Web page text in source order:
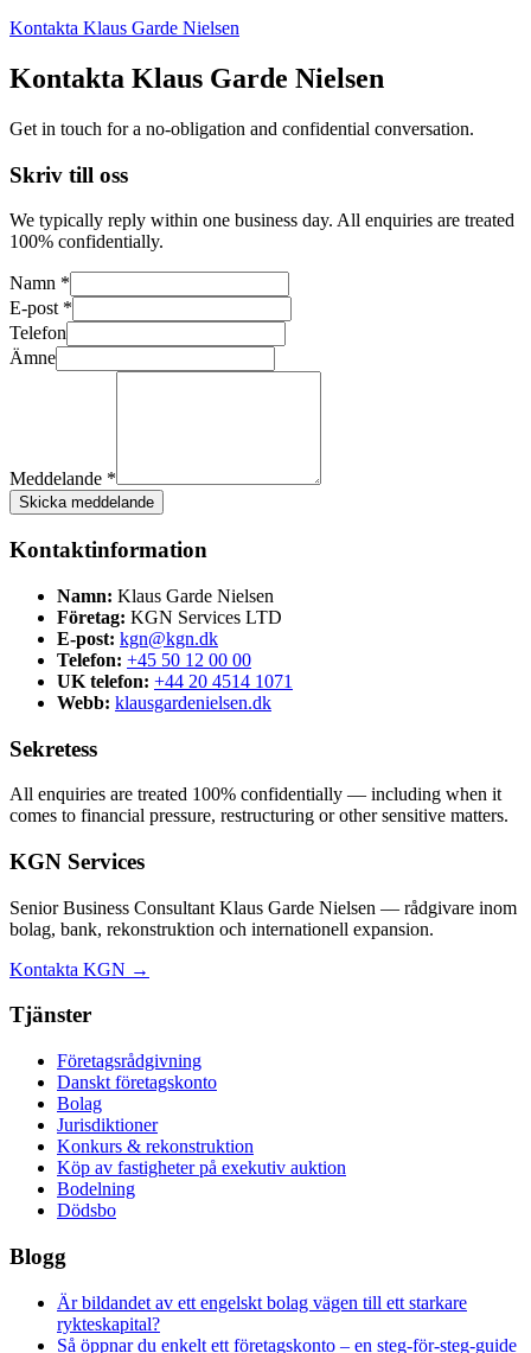
Kontakta Klaus Garde Nielsen
Kontakta Klaus Garde Nielsen
Get in touch for a no-obligation and confidential conversation.
Skriv till oss
We typically reply within one business day. All enquiries are treated
100% confidentially.
Namn *
E-post *
Telefon
Ämne
Meddelande *
Skicka meddelande
Kontaktinformation
Namn: Klaus Garde Nielsen
Företag: KGN Services LTD
E-post: kgn@kgn.dk
Telefon: +45 50 12 00 00
UK telefon: +44 20 4514 1071
Webb: klausgardenielsen.dk
Sekretess
All enquiries are treated 100% confidentially — including when it
comes to financial pressure, restructuring or other sensitive matters.
KGN Services
Senior Business Consultant Klaus Garde Nielsen — rådgivare inom
bolag, bank, rekonstruktion och internationell expansion.
Kontakta KGN →
Tjänster
Företagsrådgivning
Danskt företagskonto
Bolag
Jurisdiktioner
Konkurs & rekonstruktion
Köp av fastigheter på exekutiv auktion
Bodelning
Dödsbo
Blogg
Är bildandet av ett engelskt bolag vägen till ett starkare
rykteskapital?
Så öppnar du enkelt ett företagskonto – en steg-för-steg-guide